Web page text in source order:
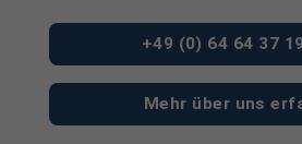
+49 (0) 64 64 37
Mehr über uns